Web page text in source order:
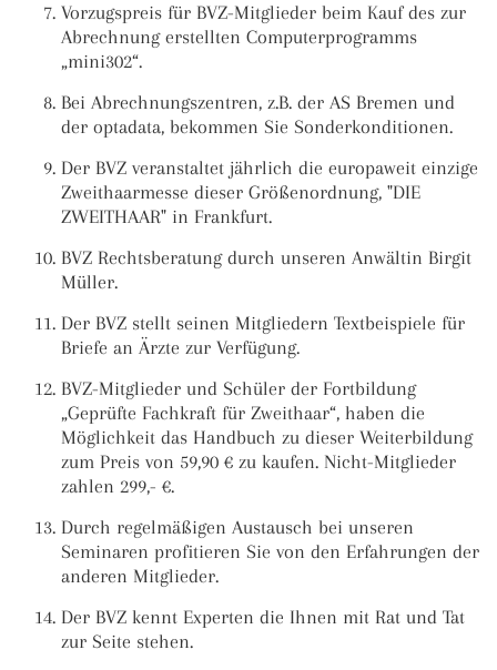
Vorzugspreis für BVZ-Mitglieder beim Kauf des zur
Abrechnung erstellten Computerprogramms
„mini302“.
Bei Abrechnungszentren, z.B. der AS Bremen und
der optadata, bekommen Sie Sonderkonditionen.
Der BVZ veranstaltet jährlich die europaweit einzige
Zweithaarmesse dieser Größenordnung, "DIE
ZWEITHAAR" in Frankfurt.
BVZ Rechtsberatung durch unseren Anwältin Birgit
Müller.
Der BVZ stellt seinen Mitgliedern Textbeispiele für
Briefe an Ärzte zur Verfügung.
BVZ-Mitglieder und Schüler der Fortbildung
„Geprüfte Fachkraft für Zweithaar“, haben die
Möglichkeit das Handbuch zu dieser Weiterbildung
zum Preis von 59,90 € zu kaufen. Nicht-Mitglieder
zahlen 299,- €.
Durch regelmäßigen Austausch bei unseren
Seminaren profitieren Sie von den Erfahrungen der
anderen Mitglieder.
Der BVZ kennt Experten die Ihnen mit Rat und Tat
zur Seite stehen.